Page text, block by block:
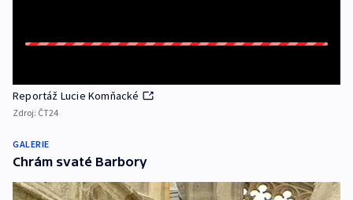
Reportáž Lucie Komňacké
Zdroj: ČT24
GALERIE
Chrám svaté Barbory